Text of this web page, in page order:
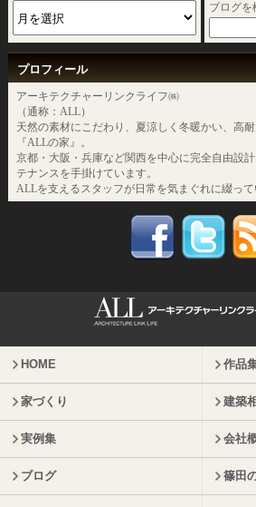
ブログを
プロフィール
アーキテクチャーリンクライフ㈱
（通称：ALL）
天然の素材にこだわり、夏涼しく冬暖かい、高
『ALLの家』。
京都・大阪・兵庫など関西を中心に完全自由設
テナンスを手掛けています。
ALLを支えるスタッフが日常を気まぐれに綴って
HOME 作品
家づくり 建築
実例集 会社
ブログ 篠田